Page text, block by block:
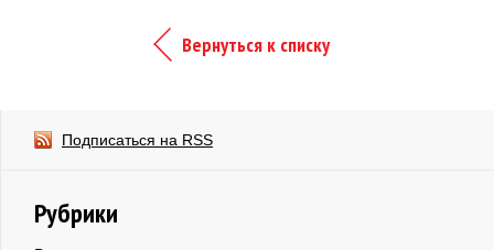
Вернуться к списку
Подписаться на RSS
Рубрики